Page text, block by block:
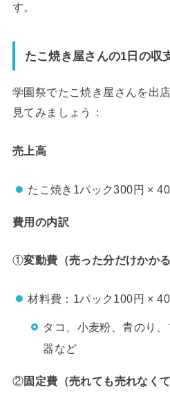
す。
たこ焼き屋さんの1日の収
学園祭でたこ焼き屋さんを出
見てみましょう：
売上高
たこ焼き1パック300円 ×
費用の内訳
①変動費（売った分だけかかる
材料費：1パック100円 ×
タコ、小麦粉、青のり
器など
②固定費（売れても売れなく